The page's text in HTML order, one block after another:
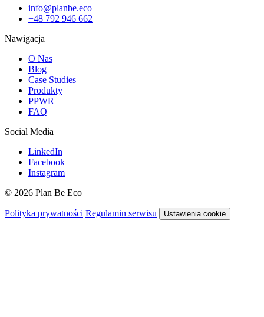
info@planbe.eco
+48 792 946 662
Nawigacja
O Nas
Blog
Case Studies
Produkty
PPWR
FAQ
Social Media
LinkedIn
Facebook
Instagram
© 2026 Plan Be Eco
Polityka prywatności Regulamin serwisu Ustawienia cookie